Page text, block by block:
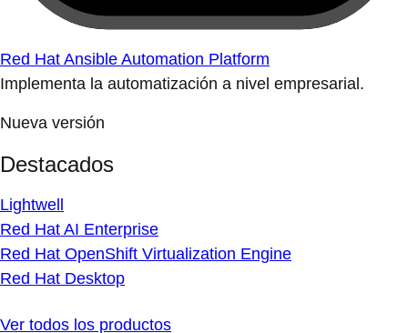
Red Hat Ansible Automation Platform
Implementa la automatización a nivel empresarial.
Nueva versión
Destacados
Lightwell
Red Hat AI Enterprise
Red Hat OpenShift Virtualization Engine
Red Hat Desktop
Ver todos los productos